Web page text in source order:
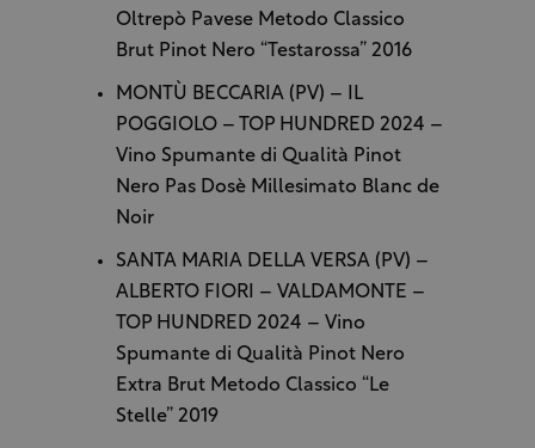
Oltrepò Pavese Metodo Classico
Brut Pinot Nero “Testarossa” 2016
MONTÙ BECCARIA (PV) – IL
POGGIOLO – TOP HUNDRED 2024 –
Vino Spumante di Qualità Pinot
Nero Pas Dosè Millesimato Blanc de
Noir
SANTA MARIA DELLA VERSA (PV) –
ALBERTO FIORI – VALDAMONTE –
TOP HUNDRED 2024 – Vino
Spumante di Qualità Pinot Nero
Extra Brut Metodo Classico “Le
Stelle” 2019